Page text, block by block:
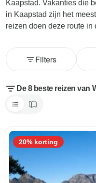
Kaapstad. Vakanties die
in Kaapstad zijn het
reizen doen deze route in
Filters
De 8 beste reizen van
20% korting